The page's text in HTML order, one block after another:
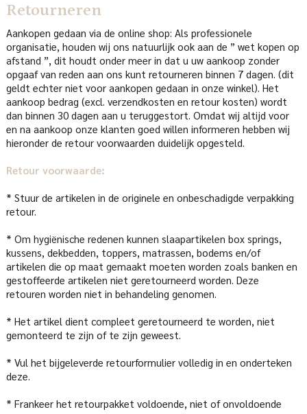
Retourneren
Aankopen gedaan via de online shop: Als professionele
organisatie, houden wij ons natuurlijk ook aan de ” wet kopen op
afstand ”, dit houdt onder meer in dat u uw aankoop zonder
opgaaf van reden aan ons kunt retourneren binnen 7 dagen. (dit
geldt echter niet voor aankopen gedaan in onze winkel). Het
aankoop bedrag (excl. verzendkosten en retour kosten) wordt
dan binnen 30 dagen aan u teruggestort. Omdat wij altijd voor
en na aankoop onze klanten goed willen informeren hebben wij
hieronder de retour voorwaarden duidelijk opgesteld.
Retour voorwaarde:
* Stuur de artikelen in de originele en onbeschadigde verpakking
retour.
* Om hygiënische redenen kunnen slaapartikelen box springs,
kussens, dekbedden, toppers, matrassen, bodems en/of
artikelen die op maat gemaakt moeten worden zoals banken en
gestoffeerde artikelen niet geretourneerd worden. Deze
retouren worden niet in behandeling genomen.
* Het artikel dient compleet geretourneerd te worden, niet
gemonteerd te zijn of te zijn geweest.
* Vul het bijgeleverde retourformulier volledig in en onderteken
deze.
* Frankeer het retourpakket voldoende, niet of onvoldoende